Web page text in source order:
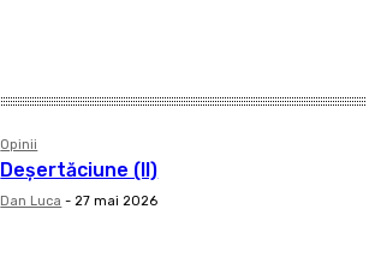
Opinii
Deșertăciune (II)
Dan Luca - 27 mai 2026